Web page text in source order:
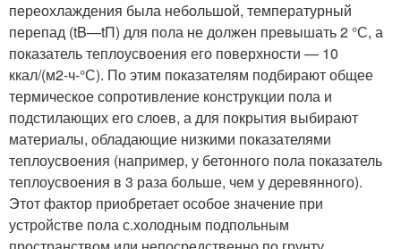
переохлаждения была небольшой, температурный
перепад (tB—tП) для пола не должен превышать 2 °С, а
показатель теплоусвоения его поверхности — 10
ккал/(м2-ч-°С). По этим показателям подбирают общее
термическое сопротивление конструкции пола и
подстилающих его слоев, а для покрытия выбирают
материалы, обладающие низкими показателями
теплоусвоения (например, у бетонного пола показатель
теплоусвоения в 3 раза больше, чем у деревянного).
Этот фактор приобретает особое значение при
устройстве пола с.холодным подпольным